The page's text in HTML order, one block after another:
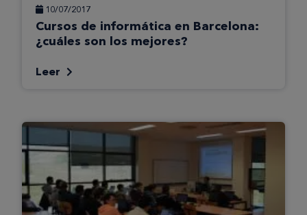
10/07/2017
Cursos de informática en Barcelona:
¿cuáles son los mejores?
Leer